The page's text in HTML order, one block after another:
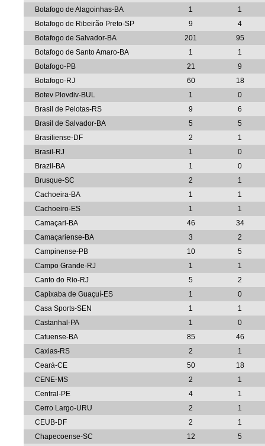
Botafogo de Alagoinhas-BA
1
1
Botafogo de Ribeirão Preto-SP
9
4
Botafogo de Salvador-BA
201
95
Botafogo de Santo Amaro-BA
1
1
Botafogo-PB
21
9
Botafogo-RJ
60
18
Botev Plovdiv-BUL
1
0
Brasil de Pelotas-RS
9
6
Brasil de Salvador-BA
5
5
Brasiliense-DF
2
1
Brasil-RJ
1
0
Brazil-BA
1
0
Brusque-SC
2
1
Cachoeira-BA
1
1
Cachoeiro-ES
1
1
Camaçari-BA
46
34
Camaçariense-BA
3
2
Campinense-PB
10
5
Campo Grande-RJ
1
1
Canto do Rio-RJ
5
2
Capixaba de Guaçuí-ES
1
0
Casa Sports-SEN
1
1
Castanhal-PA
1
0
Catuense-BA
85
46
Caxias-RS
2
1
Ceará-CE
50
18
CENE-MS
2
1
Central-PE
4
1
Cerro Largo-URU
2
1
CEUB-DF
2
1
Chapecoense-SC
12
5